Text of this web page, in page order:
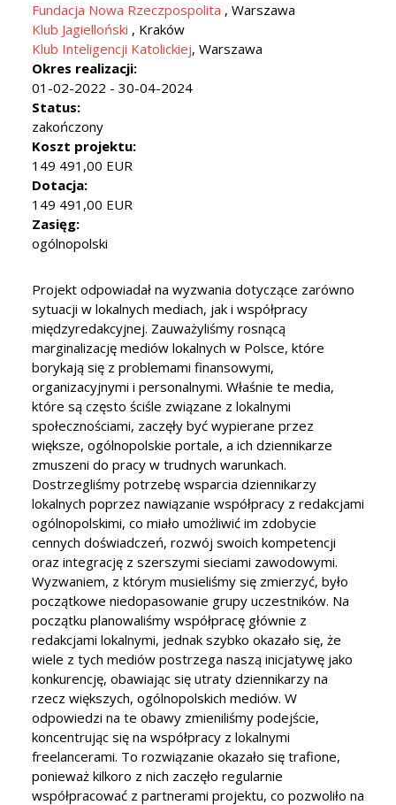
Fundacja Nowa Rzeczpospolita , Warszawa
Klub Jagielloński , Kraków
Klub Inteligencji Katolickiej, Warszawa
Okres realizacji:
01-02-2022 - 30-04-2024
Status:
zakończony
Koszt projektu:
149 491,00 EUR
Dotacja:
149 491,00 EUR
Zasięg:
ogólnopolski
Projekt odpowiadał na wyzwania dotyczące zarówno
sytuacji w lokalnych mediach, jak i współpracy
międzyredakcyjnej. Zauważyliśmy rosnącą
marginalizację mediów lokalnych w Polsce, które
borykają się z problemami finansowymi,
organizacyjnymi i personalnymi. Właśnie te media,
które są często ściśle związane z lokalnymi
społecznościami, zaczęły być wypierane przez
większe, ogólnopolskie portale, a ich dziennikarze
zmuszeni do pracy w trudnych warunkach.
Dostrzegliśmy potrzebę wsparcia dziennikarzy
lokalnych poprzez nawiązanie współpracy z redakcjami
ogólnopolskimi, co miało umożliwić im zdobycie
cennych doświadczeń, rozwój swoich kompetencji
oraz integrację z szerszymi sieciami zawodowymi.
Wyzwaniem, z którym musieliśmy się zmierzyć, było
początkowe niedopasowanie grupy uczestników. Na
początku planowaliśmy współpracę głównie z
redakcjami lokalnymi, jednak szybko okazało się, że
wiele z tych mediów postrzega naszą inicjatywę jako
konkurencję, obawiając się utraty dziennikarzy na
rzecz większych, ogólnopolskich mediów. W
odpowiedzi na te obawy zmieniliśmy podejście,
koncentrując się na współpracy z lokalnymi
freelancerami. To rozwiązanie okazało się trafione,
ponieważ kilkoro z nich zaczęło regularnie
współpracować z partnerami projektu, co pozwoliło na